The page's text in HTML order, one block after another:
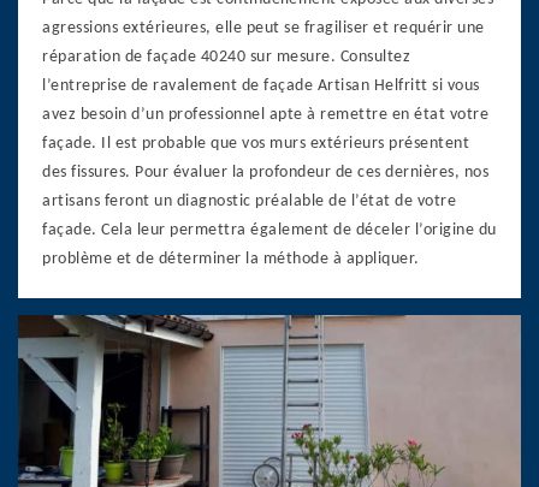
agressions extérieures, elle peut se fragiliser et requérir une
réparation de façade 40240 sur mesure. Consultez
l’entreprise de ravalement de façade Artisan Helfritt si vous
avez besoin d’un professionnel apte à remettre en état votre
façade. Il est probable que vos murs extérieurs présentent
des fissures. Pour évaluer la profondeur de ces dernières, nos
artisans feront un diagnostic préalable de l’état de votre
façade. Cela leur permettra également de déceler l’origine du
problème et de déterminer la méthode à appliquer.